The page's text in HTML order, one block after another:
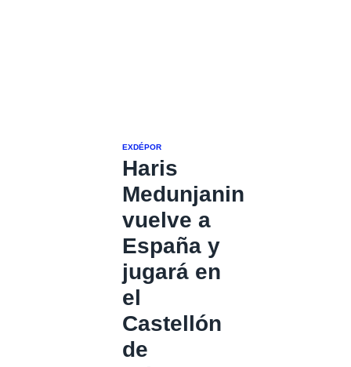
EXDÉPOR
Haris
Medunjanin
vuelve a
España y
jugará en
el
Castellón
de